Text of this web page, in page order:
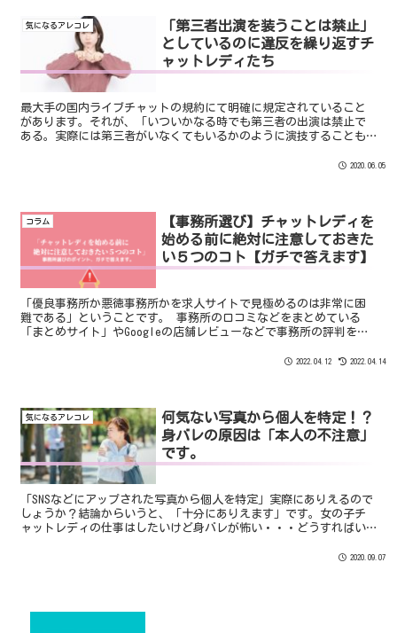
気になるアレコレ
「第三者出演を装うことは禁止」
としているのに違反を繰り返すチ
ャットレディたち
最大手の国内ライブチャットの規約にて明確に規定されていること
があります。それが、「いついかなる時でも第三者の出演は禁止で
ある。実際には第三者がいなくてもいるかのように演技することも
2020.06.05
コラム
【事務所選び】チャットレディを
始める前に絶対に注意しておきた
い５つのコト【ガチで答えます】
「優良事務所か悪徳事務所かを求人サイトで見極めるのは非常に困
難である」ということです。 事務所の口コミなどをまとめている
「まとめサイト」やGoogleの店舗レビューなどで事務所の評判を知
ト」はアフィリエイト目的の場合や事務所からお金をもらって記事
2022.04.12 2022.04.14
気になるアレコレ
何気ない写真から個人を特定！？
身バレの原因は「本人の不注意」
です。
「SNSなどにアップされた写真から個人を特定」実際にありえるので
しょうか？結論からいうと、「十分にありえます」です。女の子チ
ャットレディの仕事はしたいけど身バレが怖い・・・どうすればい
2020.09.07